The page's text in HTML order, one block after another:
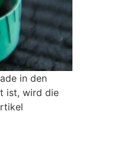
in den
ist, wird die